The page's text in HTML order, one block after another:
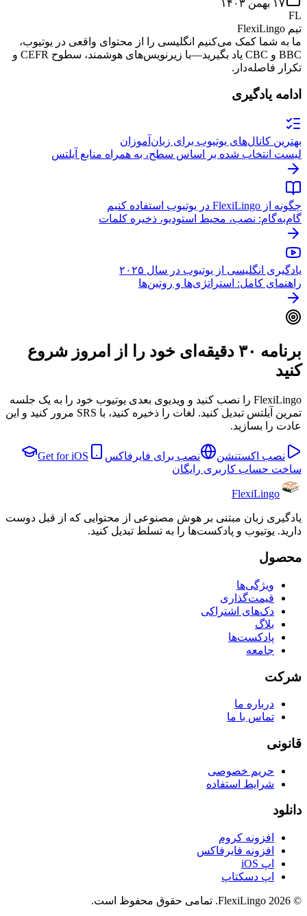
۱۷ بهمن ۱۴۰۳
FL
تیم FlexiLingo
ما به شما کمک می‌کنیم انگلیسی را از محتوای واقعی در یوتیوب،
BBC و CBC یاد بگیرید—با زیرنویس‌های هوشمند، سطوح CEFR و
تکرار فاصله‌دار.
ادامه یادگیری
بهترین کانال‌های یوتیوب برای زبان‌آموزان
لیست انتخاب شده بر اساس سطح، به همراه منابع آیلتس
چگونه از FlexiLingo در یوتیوب استفاده کنیم
گام‌به‌گام: نصب، محیط استودیو، ذخیره کلمات
یادگیری انگلیسی از یوتیوب در سال ۲۰۲۵
راهنمای کامل: استراتژی‌ها و روتین‌ها
برنامه ۳۰ دقیقه‌ای خود را از امروز شروع
کنید
FlexiLingo را نصب کنید و ویدیوی بعدی یوتیوب خود را به یک جلسه
تمرین آیلتس تبدیل کنید. لغات را ذخیره کنید، با SRS مرور کنید و این
عادت را بسازید.
نصب اکستنشن نصب برای فایرفاکس
Get for iOS
ساخت حساب کاربری رایگان
FlexiLingo
یادگیری زبان مبتنی بر هوش مصنوعی از محتوایی که از قبل دوست
دارید. یوتیوب و پادکست‌ها را به تسلط تبدیل کنید.
محصول
ویژگی‌ها
قیمت‌گذاری
دک‌های اشتراکی
بلاگ
پادکست‌ها
جامعه
شرکت
درباره ما
تماس با ما
قانونی
حریم خصوصی
شرایط استفاده
دانلود
افزونه کروم
افزونه فایرفاکس
اپ iOS
اپ دسکتاپ
©
2026 تمامی حقوق محفوظ است.